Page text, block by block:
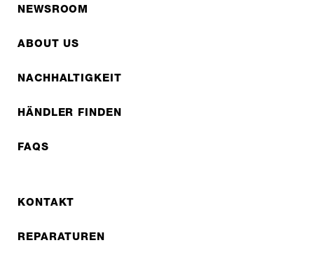
NEWSROOM
ABOUT US
NACHHALTIGKEIT
HÄNDLER FINDEN
FAQS
KONTAKT
REPARATUREN